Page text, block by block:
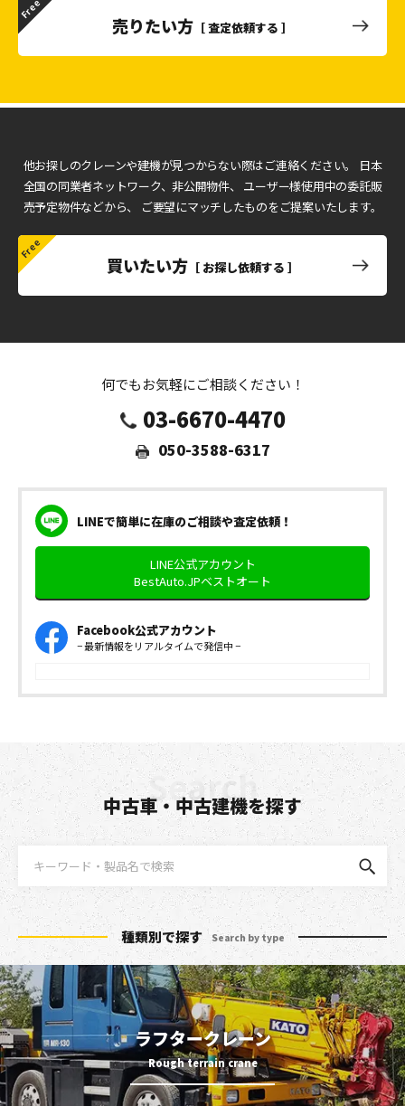
売りたい方 ［ 査定依頼する ］
他お探しのクレーンや建機が見つからない際はご連絡ください。
日本
全国の同業者ネットワーク、非公開物件、 ユーザー様使用中の委託販
売予定物件などから、
ご要望にマッチしたものをご提案いたします。
買いたい方［ お探し依頼する ］
何でもお気軽にご相談ください！
03-6670-4470
050-3588-6317
LINEで簡単に在庫のご相談や査定依頼！
LINE公式アカウント
BestAuto.JPベストオート
Facebook公式アカウント
− 最新情報をリアルタイムで発信中 −
中古車・中古建機を探す
種類別で探す Search by type
ラフタークレーン